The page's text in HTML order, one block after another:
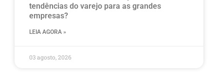
tendências do varejo para as grandes
empresas?
LEIA AGORA »
03 agosto, 2026